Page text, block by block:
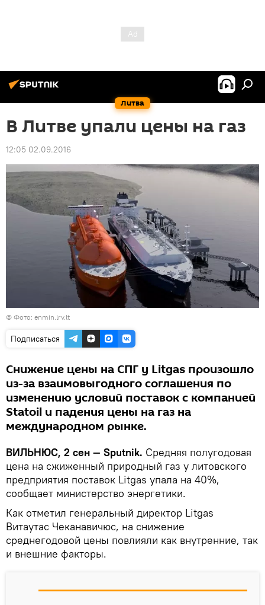
Литва
В Литве упали цены на газ
12:05 02.09.2016
© Фото: enmin.lrv.lt
Подписаться
Снижение цены на СПГ у Litgas произошло
из-за взаимовыгодного соглашения по
изменению условий поставок с компанией
Statoil и падения цены на газ на
международном рынке.
ВИЛЬНЮС, 2 сен — Sputnik. Средняя полугодовая
цена на сжиженный природный газ у литовского
предприятия поставок Litgas упала на 40%,
сообщает министерство энергетики.
Как отметил генеральный директор Litgas
Витаутас Чеканавичюс, на снижение
среднегодовой цены повлияли как внутренние, так
и внешние факторы.